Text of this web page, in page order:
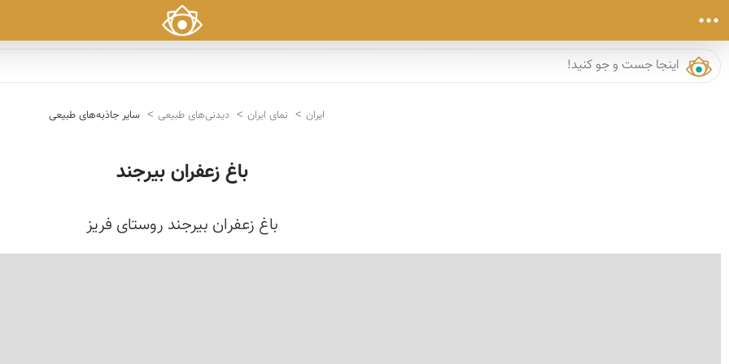
ایران نمای ایران دیدنی‌های طبیعی سایر جاذبه‌های طبیعی
باغ زعفران بیرجند
باغ زعفران بیرجند روستای فریز